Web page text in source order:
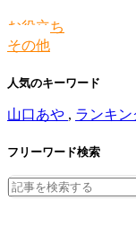
お役立ち
その他
人気のキーワード
山口あや , ランキン
フリーワード検索
Search
for: